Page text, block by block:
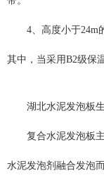
4、高度小于24m
其中，当采用B2级保
湖北水泥发泡板
复合水泥发泡板
水泥发泡剂融合发泡